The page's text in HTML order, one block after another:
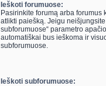
Ieškoti forumuose:
Pasirinkite forumą arba forumus
atlikti paiešką. Jeigu neišjungsite
subforumuose“ parametro
automatiškai bus ieškoma ir
subforumuose.
Ieškoti subforumuose: